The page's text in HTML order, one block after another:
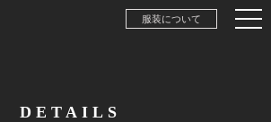
服装について
DETAILS